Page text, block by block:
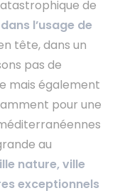
de
l’usage de
tête, dans un
pas de
mais également
pour une
au
nature, ville
exceptionnels